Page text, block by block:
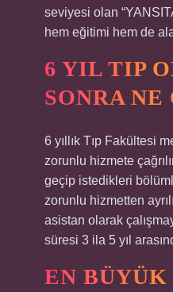
seviyesi olan
hem eğitimi hem de
6 YIL TIP
SONRA NE
6 yıllık Tıp Fakültesi
zorunlu hizmete
geçip istedikleri
zorunlu hizmetten
asistan olarak
süresi 3 ila 5 yıl
EN